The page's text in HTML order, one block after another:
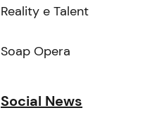
Reality e Talent
Soap Opera
Social News